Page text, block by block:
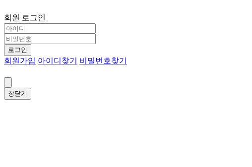
회원 로그인
로그인
회원가입 아이디찾기 비밀번호찾기
창닫기